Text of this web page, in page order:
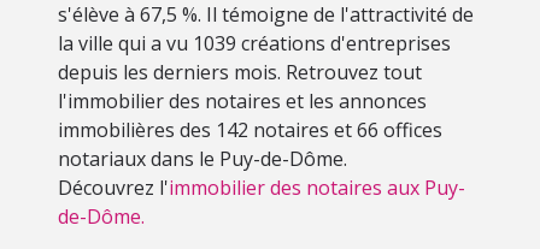
s'élève à 67,5 %. Il témoigne de l'attractivité de
la ville qui a vu 1039 créations d'entreprises
depuis les derniers mois. Retrouvez tout
l'immobilier des notaires et les annonces
immobilières des 142 notaires et 66 offices
notariaux dans le Puy-de-Dôme.
Découvrez l'immobilier des notaires aux Puy-
de-Dôme.